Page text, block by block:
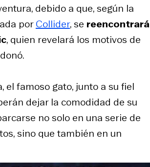
debido a que, según la
porCollider, se reencontrará
, quien revelará los motivos de
el famoso gato, junto a su fiel
dejar la comodidad de su
no solo en una serie de
sino que también en un